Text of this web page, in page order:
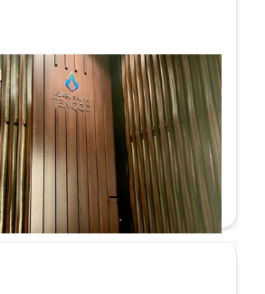
ステムで実現した完全プラ
AZABU SAUNA TENQOO
詳しく見る